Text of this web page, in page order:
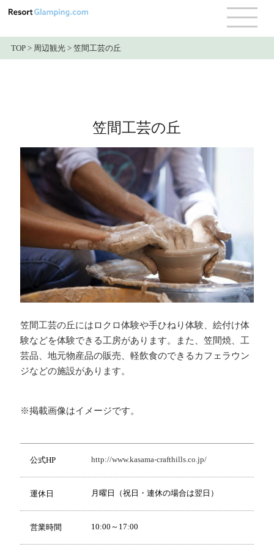
TOP > 周辺観光 >笠間工芸の丘
笠間工芸の丘
笠間工芸の丘にはロクロ体験や手ひねり体験、絵付け体
験などを体験できる工房があります。また、笠間焼、工
芸品、地元物産品の販売、軽飲食のできるカフェラウン
ジなどの施設があります。
※掲載画像はイメージです。
公式HP http://www.kasama-crafthills.co.jp/
運休日 月曜日（祝日・連休の場合は翌日）
営業時間 10:00～17:00